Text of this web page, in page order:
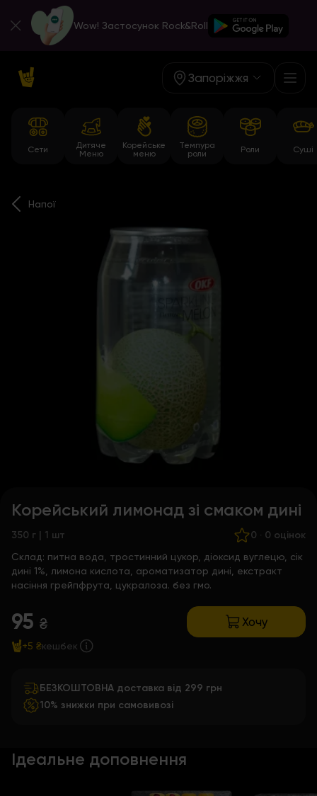
Wow! Застосунок Rock&Roll
Запоріжжя
Сети
Дитяче
Меню
Корейське
меню
Темпура
роли
Роли Суші
Напої
Корейський лимонад зі смаком дині
350 г | 1 шт 0 · 0 оцінок
Склад: питна вода, тростинний цукор, діоксид вуглецю, сік
дині 1%, лимона кислота, ароматизатор дині, екстракт
насіння грейпфрута, цукралоза. без гмо.
95 ₴ Хочу
+5 ₴кешбек
БЕЗКОШТОВНА доставка від 299 грн
10% знижки при самовивозі
Ідеальне доповнення